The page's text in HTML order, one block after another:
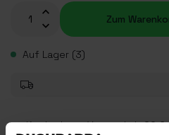
Zum
Auf Lager (3)
Kostenloser Versand ab 90 €